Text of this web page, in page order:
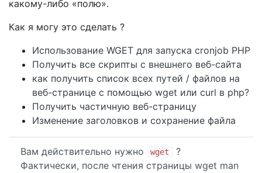
какому-либо «полю».
Как я могу это сделать ?
Использование WGET для запуска cronjob PHP
Получить все скрипты с внешнего веб-сайта
как получить список всех путей / файлов на
веб-странице с помощью wget или curl в php?
Получить частичную веб-страницу
Изменение заголовков и сохранение файла
Вам действительно нужно wget
?
Фактически, после чтения страницы wget man